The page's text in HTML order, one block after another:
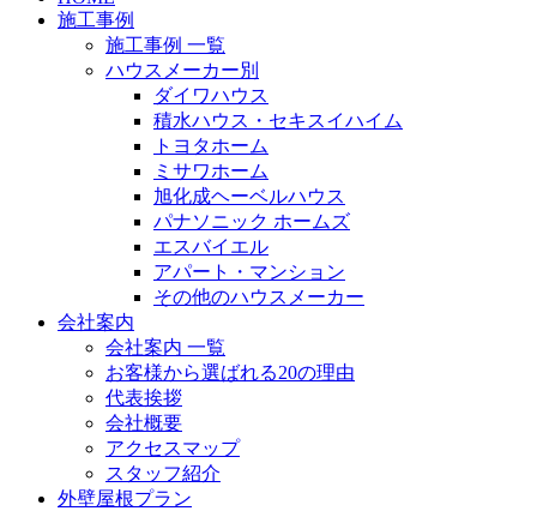
施工事例
施工事例 一覧
ハウスメーカー別
ダイワハウス
積水ハウス・セキスイハイム
トヨタホーム
ミサワホーム
旭化成ヘーベルハウス
パナソニック ホームズ
エスバイエル
アパート・マンション
その他のハウスメーカー
会社案内
会社案内 一覧
お客様から選ばれる20の理由
代表挨拶
会社概要
アクセスマップ
スタッフ紹介
外壁屋根プラン